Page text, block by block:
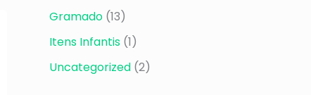
Gramado (13)
Itens Infantis (1)
Uncategorized (2)